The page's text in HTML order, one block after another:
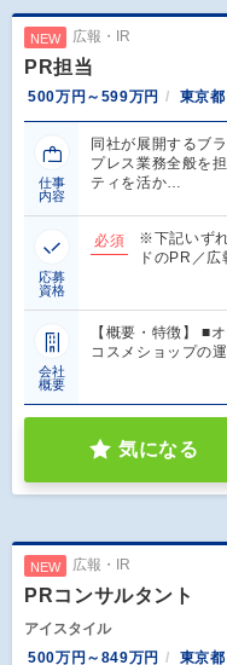
NEW 広報・IR
PR担当
500万円～599万円 東京都
仕事
内容
同社が展開するブ
プレス業務全般を
ティを活か…
応募
資格
必須
※下記いず
ドのPR／
会社
概要
【概要・特徴】 ■
コスメショップの
気になる
NEW 広報・IR
PRコンサルタント
アイスタイル
500万円～849万円
東京都